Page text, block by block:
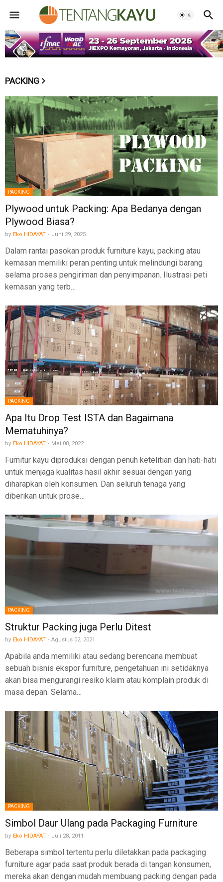
PACKING
PACKING
Plywood untuk Packing: Apa Bedanya dengan
Plywood Biasa?
by Eko HIDAYAT - Juni 29, 2025
Dalam rantai pasokan produk furniture kayu, packing atau
kemasan memiliki peran penting untuk melindungi barang
selama proses pengiriman dan penyimpanan. Ilustrasi peti
kemasan yang terb…
PACKING
Apa Itu Drop Test ISTA dan Bagaimana
Mematuhinya?
by Eko HIDAYAT - Mei 08, 2022
Furnitur kayu diproduksi dengan penuh ketelitian dan hati-hati
untuk menjaga kualitas hasil akhir sesuai dengan yang
diharapkan oleh konsumen. Dan seluruh tenaga yang
diberikan untuk prose…
PACKING
Struktur Packing juga Perlu Ditest
by Eko HIDAYAT - Agustus 02, 2021
Apabila anda memiliki atau sedang berencana membuat
sebuah bisnis ekspor furniture, pengetahuan ini setidaknya
akan bisa mengurangi resiko klaim atau komplain produk di
masa depan. Selama…
PACKING
Simbol Daur Ulang pada Packaging Furniture
by Eko HIDAYAT - Juli 28, 2011
Beberapa simbol tertentu perlu diletakkan pada packaging
furniture agar pada saat produk berada di tangan konsumen,
mereka akan dengan mudah membuang packing dengan pada